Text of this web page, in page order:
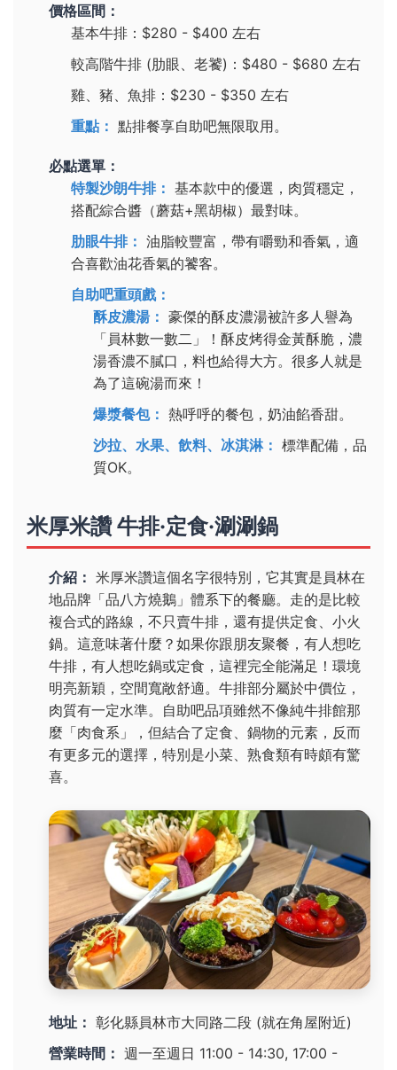
價格區間：
基本牛排：$280 - $400 左右
較高階牛排 (肋眼、老饕)：$480 - $680 左右
雞、豬、魚排：$230 - $350 左右
重點： 點排餐享自助吧無限取用。
必點選單：
特製沙朗牛排： 基本款中的優選，肉質穩定，
搭配綜合醬（蘑菇+黑胡椒）最對味。
肋眼牛排： 油脂較豐富，帶有嚼勁和香氣，適
合喜歡油花香氣的饕客。
自助吧重頭戲：
酥皮濃湯： 豪傑的酥皮濃湯被許多人譽為
「員林數一數二」！酥皮烤得金黃酥脆，濃
湯香濃不膩口，料也給得大方。很多人就是
為了這碗湯而來！
爆漿餐包： 熱呼呼的餐包，奶油餡香甜。
沙拉、水果、飲料、冰淇淋： 標準配備，品
質OK。
米厚米讚 牛排·定食·涮涮鍋
介紹： 米厚米讚這個名字很特別，它其實是員林在
地品牌「品八方燒鵝」體系下的餐廳。走的是比較
複合式的路線，不只賣牛排，還有提供定食、小火
鍋。這意味著什麼？如果你跟朋友聚餐，有人想吃
牛排，有人想吃鍋或定食，這裡完全能滿足！環境
明亮新穎，空間寬敞舒適。牛排部分屬於中價位，
肉質有一定水準。自助吧品項雖然不像純牛排館那
麼「肉食系」，但結合了定食、鍋物的元素，反而
有更多元的選擇，特別是小菜、熟食類有時頗有驚
喜。
地址： 彰化縣員林市大同路二段 (就在角屋附近)
營業時間： 週一至週日 11:00 - 14:30, 17:00 -